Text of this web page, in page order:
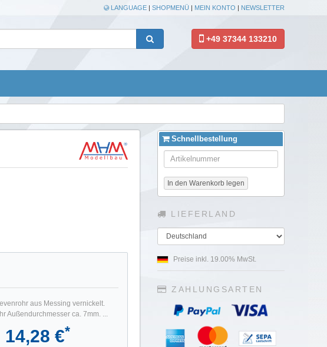
LANGUAGE | SHOPMENÜ | MEIN KONTO | NEWSLETTER
+49 37344 133210
aus Messing vernickelt.
Außendurchmesser ca. 7mm. ...
14,28 €*
Schnellbestellung
In den Warenkorb legen
LIEFERLAND
Land
Preise inkl. 19.00% MwSt.
ZAHLUNGSARTEN